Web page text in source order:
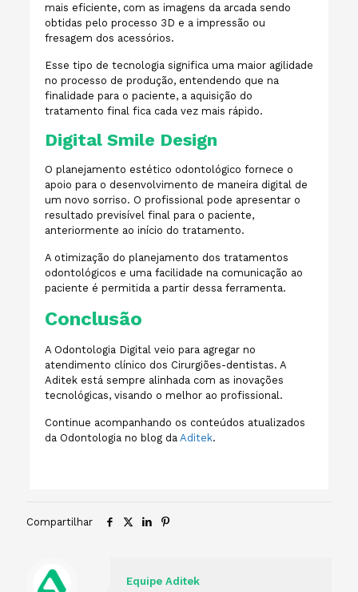
mais eficiente, com as imagens da arcada sendo
obtidas pelo processo 3D e a impressão ou
fresagem dos acessórios.
Esse tipo de tecnologia significa uma maior agilidade
no processo de produção, entendendo que na
finalidade para o paciente, a aquisição do
tratamento final fica cada vez mais rápido.
Digital Smile Design
O planejamento estético odontológico fornece o
apoio para o desenvolvimento de maneira digital de
um novo sorriso. O profissional pode apresentar o
resultado previsível final para o paciente,
anteriormente ao início do tratamento.
A otimização do planejamento dos tratamentos
odontológicos e uma facilidade na comunicação ao
paciente é permitida a partir dessa ferramenta.
Conclusão
A Odontologia Digital veio para agregar no
atendimento clínico dos Cirurgiões-dentistas. A
Aditek está sempre alinhada com as inovações
tecnológicas, visando o melhor ao profissional.
Continue acompanhando os conteúdos atualizados
da Odontologia no blog da Aditek.
Compartilhar
Equipe Aditek